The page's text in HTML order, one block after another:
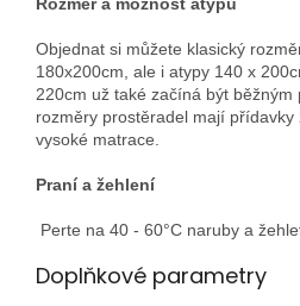
Objednat si můžete klasický
180x200cm, ale i atypy 140 x
220cm už také začíná být běžným
rozměry prostěradel mají přídavky
vysoké matrace.
Praní a žehlení
Perte na 40 - 60°C naruby a
Doplňkové parametry